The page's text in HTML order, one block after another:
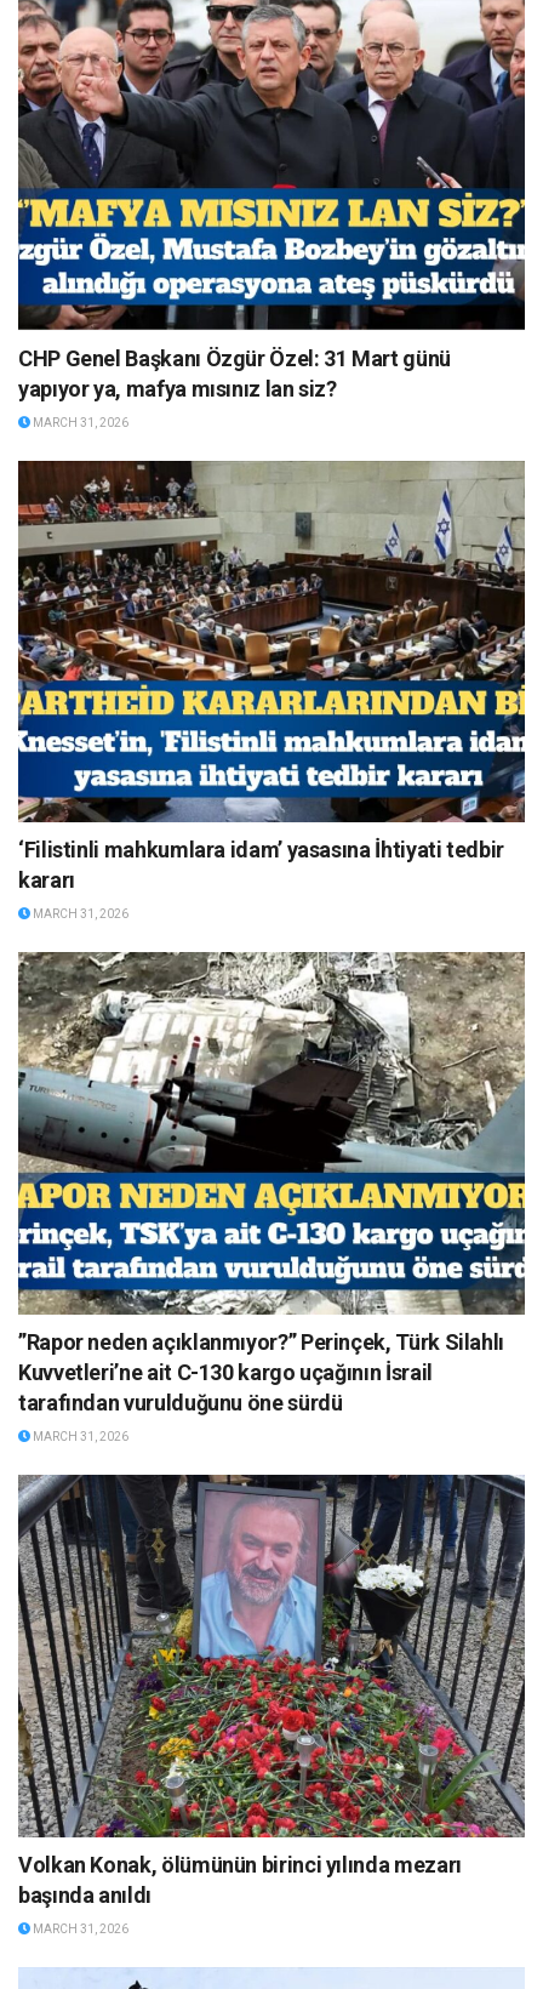
CHP Genel Başkanı Özgür Özel: 31 Mart günü
yapıyor ya, mafya mısınız lan siz?
MARCH 31, 2026
‘Filistinli mahkumlara idam’ yasasına İhtiyati tedbir
kararı
MARCH 31, 2026
”Rapor neden açıklanmıyor?” Perinçek, Türk Silahlı
Kuvvetleri’ne ait C-130 kargo uçağının İsrail
tarafından vurulduğunu öne sürdü
MARCH 31, 2026
Volkan Konak, ölümünün birinci yılında mezarı
başında anıldı
MARCH 31, 2026